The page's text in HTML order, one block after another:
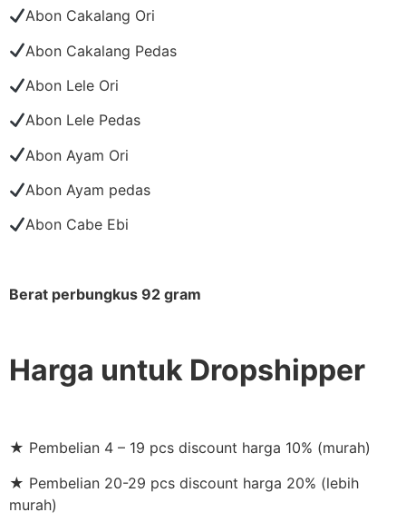
Abon Cakalang Ori
Abon Cakalang Pedas
Abon Lele Ori
Abon Lele Pedas
Abon Ayam Ori
Abon Ayam pedas
Abon Cabe Ebi
Berat perbungkus 92 gram
Harga untuk Dropshipper
★ Pembelian 4 – 19 pcs discount harga 10% (murah)
★ Pembelian 20-29 pcs discount harga 20% (lebih
murah)